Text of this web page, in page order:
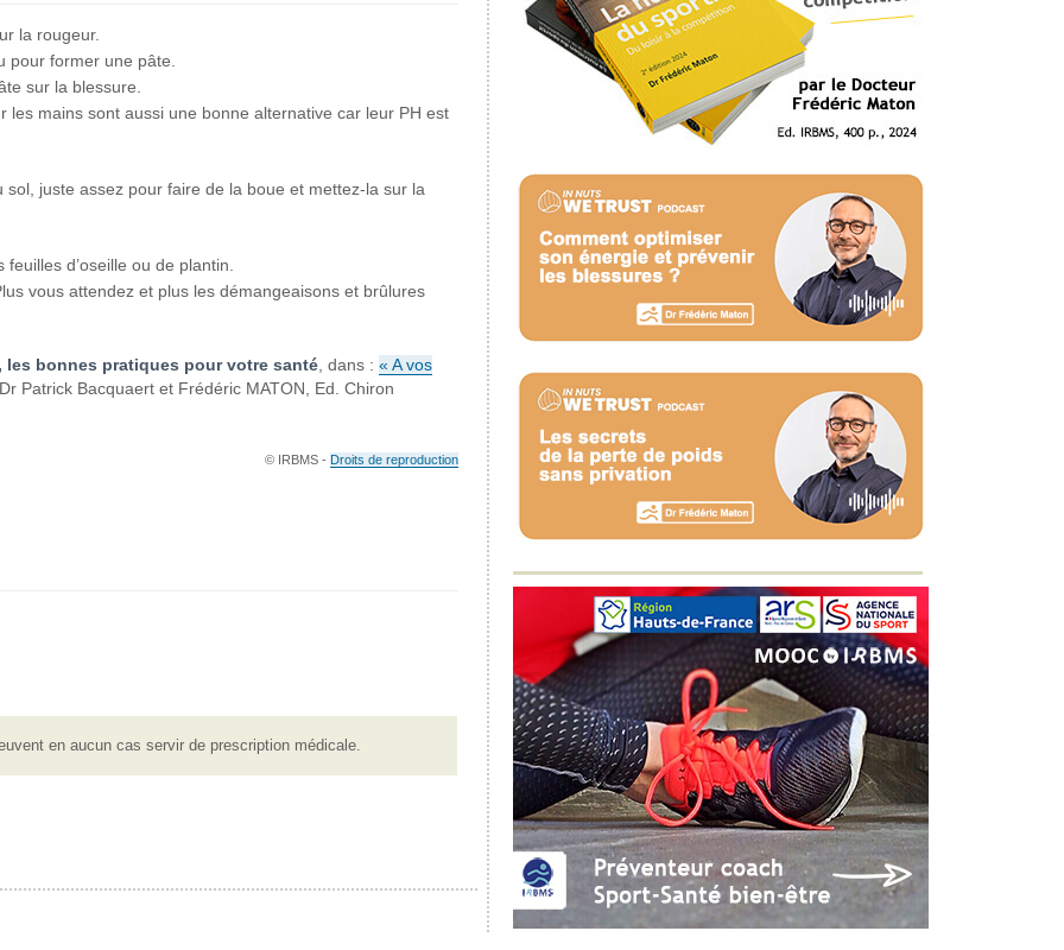
la rougeur.
pour former une pâte.
sur la blessure.
les mains sont aussi une bonne alternative car leur PH est
juste assez pour faire de la boue et mettez-la sur la
d’oseille ou de plantin.
vous attendez et plus les démangeaisons et brûlures
bonnes pratiques pour votre santé, dans : « A vos
Patrick Bacquaert et Frédéric MATON, Ed. Chiron
© IRBMS - Droits de reproduction
en aucun cas servir de prescription médicale.